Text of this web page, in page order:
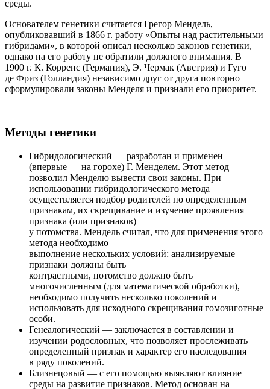
среды.
Основателем генетики считается Грегор Мендель,
опубликовавший в 1866 г. работу «Опыты над растительными
гибридами», в которой описал несколько законов генетики,
однако на его работу не обратили должного внимания. В
1900 г. К. Корренс (Германия), Э. Чермак (Австрия) и Гуго
де Фриз (Голландия) независимо друг от друга повторно
сформулировали законы Менделя и признали его приоритет.
Методы генетики
Гибридологический — разработан и применен
(впервые — на горохе) Г. Мен­делем. Этот метод
позволил Менделю вывести свои законы. При
использовании гибридологического метода
осуществляется подбор родителей по определенным
признакам, их скрещивание и изучение проявления
признака (или признаков)
у потомства. Мендель считал, что для применения этого
метода необходимо
выполнение нескольких условий: анализируемые
признаки должны быть
контрастными, потомство должно быть
многочисленным (для математической обработки),
необходимо получить несколько поколений и
использовать для исходного скрещивания гомозиготные
особи.
Генеалогический — заключается в составлении и
изучении родословных, что позволяет прослеживать
определенный признак и характер его наследования
в ряду поколений.
Близнецовый — с его помощью выявляют влияние
среды на развитие признаков. Метод основан на